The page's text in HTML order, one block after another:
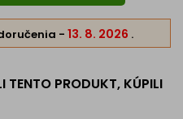
- 13. 8. 2026 .
PRODUKT, KÚPILI